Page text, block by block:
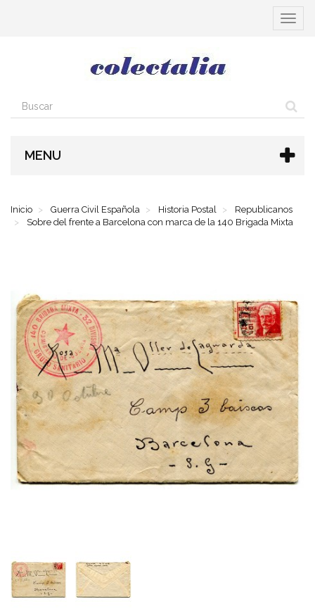
MENU
Inicio Guerra Civil Española Historia Postal
Republicanos
Sobre del frente a Barcelona con marca de la 140 Brigada Mixta